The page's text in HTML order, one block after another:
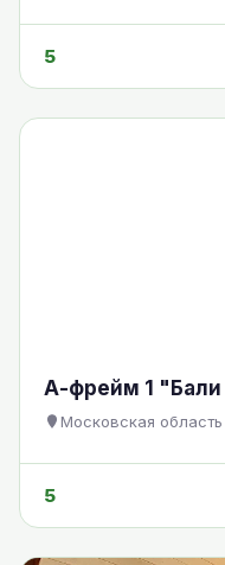
5
А-фрейм 1 "Бали
Московская область
5